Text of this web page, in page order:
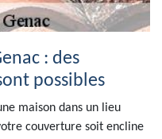
: des
possibles
maison dans un lieu
couverture soit encline